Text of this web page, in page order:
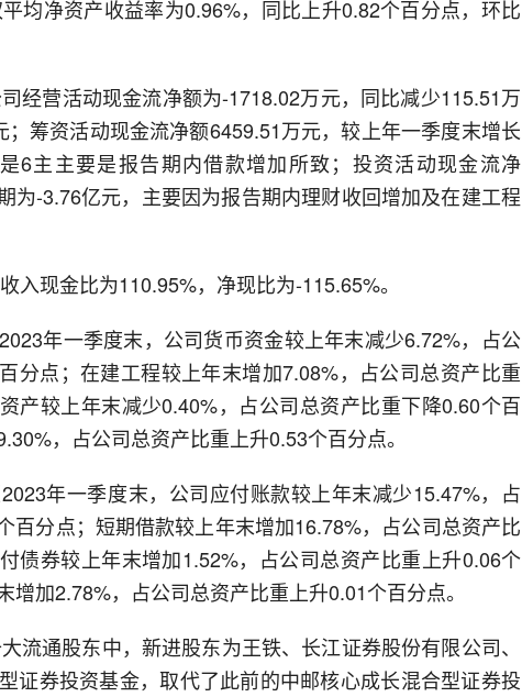
均净资产收益率为0.96%，同比上升0.82个百分点，环比
经营活动现金流净额为-1718.02万元，同比减少115.51万
筹资活动现金流净额6459.51万元，较上年一季度末增长
6主主要是报告期内借款增加所致；投资活动现金流净
为-3.76亿元，主要因为报告期内理财收回增加及在建工程
入现金比为110.95%，净现比为-115.65%。
年一季度末，公司货币资金较上年末减少6.72%，占公
分点；在建工程较上年末增加7.08%，占公司总资产比重
产较上年末减少0.40%，占公司总资产比重下降0.60个百
，占公司总资产比重上升0.53个百分点。
年一季度末，公司应付账款较上年末减少15.47%，占
百分点；短期借款较上年末增加16.78%，占公司总资产比
债券较上年末增加1.52%，占公司总资产比重上升0.06个
增加2.78%，占公司总资产比重上升0.01个百分点。
流通股东中，新进股东为王铁、长江证券股份有限公司、
证券投资基金，取代了此前的中邮核心成长混合型证券投